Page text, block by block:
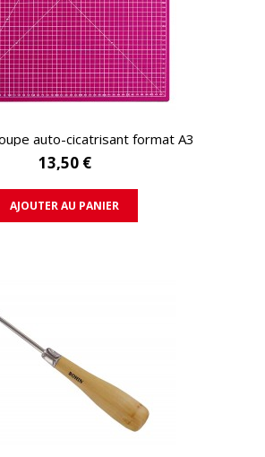
APERÇU RAPIDE
auto-cicatrisant format A3
13,50 €
AJOUTER AU PANIER